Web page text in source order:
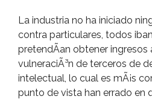
La industria no ha iniciado
contra particulares, todos
pretendÃ­an obtener
vulneraciÃ³n de terceros de
intelectual, lo cual es mÃ¡s
punto de vista han errado en